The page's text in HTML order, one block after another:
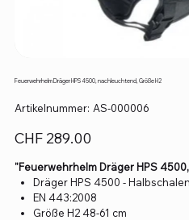
Feuerwehrhelm Dräger HPS 4500, nachleuchtend, Größe H2
Artikelnummer:
Artikelnummer:
AS-
AS-000006
Preis
CHF 289.00
"Feuerwehrhelm Dräger HPS
Dräger HPS 4500 -
EN 443:2008
Größe H2 48-61 cm